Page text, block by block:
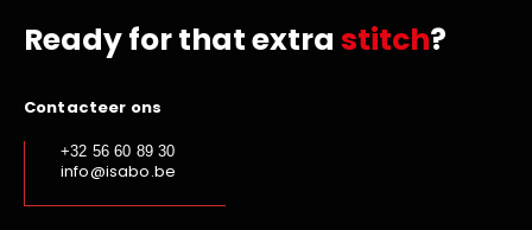
Ready for that extra stitch?
Contacteer ons
+32 56 60 89 30
info@isabo.be